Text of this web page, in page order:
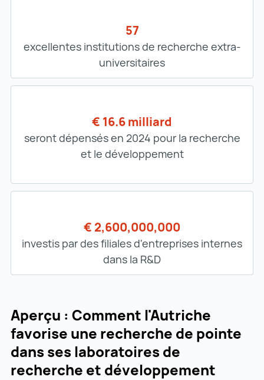
57
excellentes institutions de recherche extra-
universitaires
€ 16.6 milliard
seront dépensés en 2024 pour la recherche
et le développement
€ 2,600,000,000
investis par des filiales d'entreprises internes
dans la R&D
Aperçu : Comment l'Autriche
favorise une recherche de pointe
dans ses laboratoires de
recherche et développement